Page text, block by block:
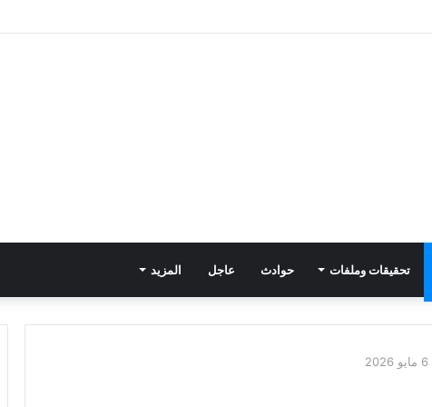
تحقيقات وملفات حوادث عاجل المزيد